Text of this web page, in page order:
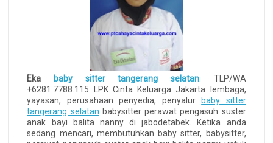
Eka baby sitter tangerang selatan. TLP/WA
+6281.7788.115 LPK Cinta Keluarga Jakarta lembaga,
yayasan, perusahaan penyedia, penyalur
baby sitter
tangerang selatan babysitter perawat pengasuh suster
anak bayi balita nanny di jabodetabek. Ketika anda
sedang mencari, membutuhkan baby sitter, babysitter,